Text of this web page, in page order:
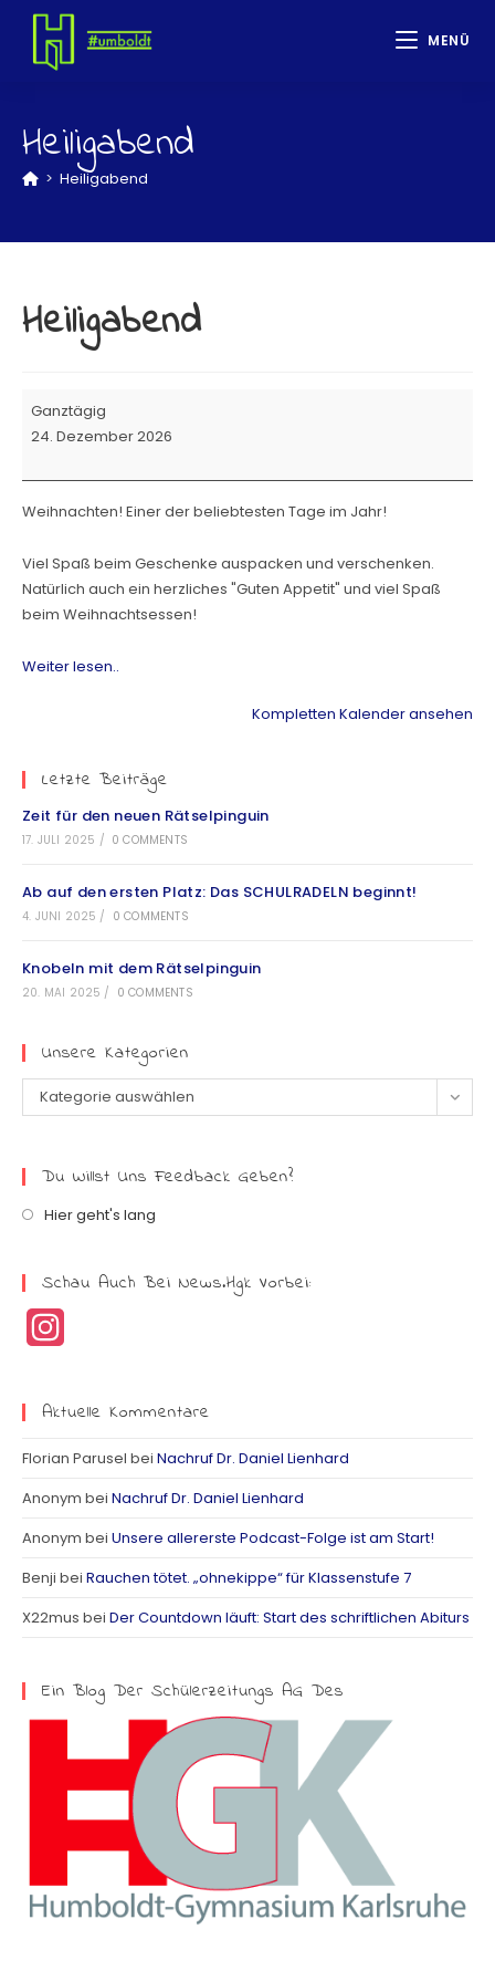
MENÜ
Heiligabend
> Heiligabend
Heiligabend
Ganztägig
24. Dezember 2026
Weihnachten! Einer der beliebtesten Tage im Jahr!
Viel Spaß beim Geschenke auspacken und verschenken.
Natürlich auch ein herzliches "Guten Appetit" und viel Spaß
beim Weihnachtsessen!
Weiter lesen..
Kompletten Kalender ansehen
Letzte Beiträge
Zeit für den neuen Rätselpinguin
17. JULI 2025 / 0 COMMENTS
Ab auf den ersten Platz: Das SCHULRADELN beginnt!
4. JUNI 2025 / 0 COMMENTS
Knobeln mit dem Rätselpinguin
20. MAI 2025 / 0 COMMENTS
Unsere Kategorien
Kategorie auswählen
Du Willst Uns Feedback Geben?
Hier geht's lang
Schau Auch Bei News.hgk Vorbei:
a
m
Aktuelle Kommentare
Florian Parusel bei Nachruf Dr. Daniel Lienhard
Anonym bei Nachruf Dr. Daniel Lienhard
Anonym bei Unsere allererste Podcast-Folge ist am Start!
Benji bei Rauchen tötet. „ohnekippe“ für Klassenstufe 7
X22mus bei Der Countdown läuft: Start des schriftlichen Abiturs
Ein Blog Der Schülerzeitungs AG Des